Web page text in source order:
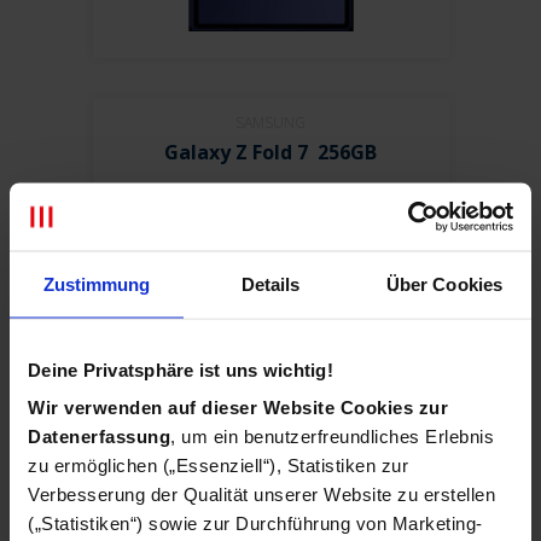
Zustimmung Details Über Cookies
Deine Privatsphäre ist uns wichtig!
Wir verwenden auf dieser Website Cookies zur
Datenerfassung, um ein benutzerfreundliches Erlebnis
zu ermöglichen („Essenziell“), Statistiken zur
Verbesserung der Qualität unserer Website zu erstellen
(„Statistiken“) sowie zur Durchführung von Marketing-
Galaxy Z Fold 7 256GB
USKORO
PONOVO DOSTUPNO